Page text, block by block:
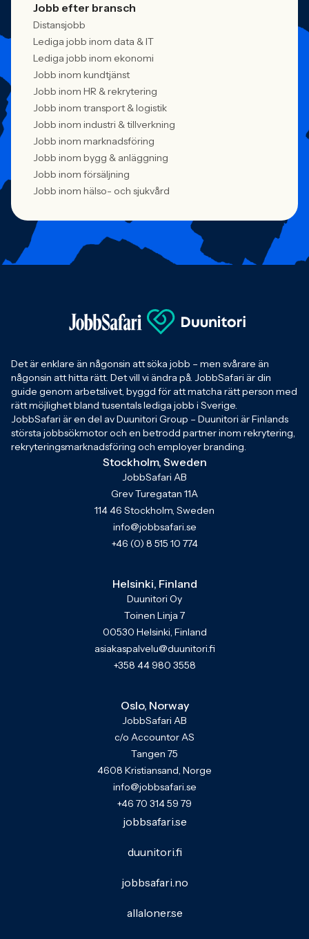
Jobb efter bransch
Distansjobb
Lediga jobb inom data & IT
Lediga jobb inom ekonomi
Jobb inom kundtjänst
Jobb inom HR & rekrytering
Jobb inom transport & logistik
Jobb inom industri & tillverkning
Jobb inom marknadsföring
Jobb inom bygg & anläggning
Jobb inom försäljning
Jobb inom hälso- och sjukvård
Det är enklare än någonsin att söka jobb – men svårare än
någonsin att hitta rätt. Det vill vi ändra på. JobbSafari är din
guide genom arbetslivet, byggd för att matcha rätt person med
rätt möjlighet bland tusentals lediga jobb i Sverige.
JobbSafari är en del av Duunitori Group – Duunitori är Finlands
största jobbsökmotor och en betrodd partner inom rekrytering,
rekryteringsmarknadsföring och employer branding.
Stockholm, Sweden
JobbSafari AB
Grev Turegatan 11A
114 46 Stockholm, Sweden
info@jobbsafari.se
+46 (0) 8 515 10 774
Helsinki, Finland
Duunitori Oy
Toinen Linja 7
00530 Helsinki, Finland
asiakaspalvelu@duunitori.fi
+358 44 980 3558
Oslo, Norway
JobbSafari AB
c/o Accountor AS
Tangen 75
4608 Kristiansand, Norge
info@jobbsafari.se
+46 70 314 59 79
jobbsafari.se
duunitori.fi
jobbsafari.no
allaloner.se